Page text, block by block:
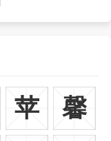
苹
馨